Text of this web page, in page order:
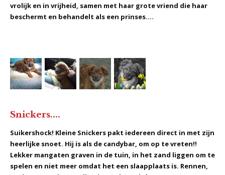
vrolijk en in vrijheid, samen met haar grote vriend die haar
beschermt en behandelt als een prinses....
Snickers....
Suikershock! Kleine Snickers pakt iedereen direct in met zijn
heerlijke snoet. Hij is als de candybar, om op te vreten!!
Lekker mangaten graven in de tuin, in het zand liggen om te
spelen en niet meer omdat het een slaapplaats is. Rennen,